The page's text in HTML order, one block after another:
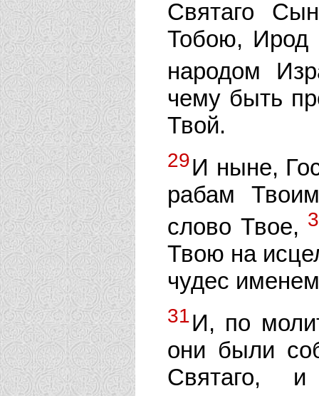
Святаго
Тобою, Ирод
народом
чему быть
Твой.
29И ныне,
рабам
слово Твое,
Твою на
чудес
31И, по
они были
Святаго,